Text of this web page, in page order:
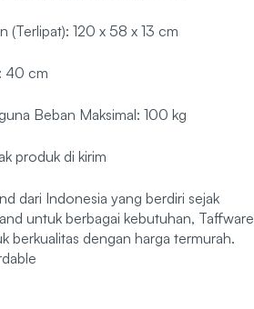
(Terlipat): 120 x 58 x 13 cm
40 cm
Beban Maksimal: 100 kg
produk di kirim
dari Indonesia yang berdiri sejak
untuk berbagai kebutuhan, Taffware
berkualitas dengan harga termurah.